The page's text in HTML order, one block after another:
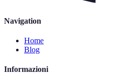
Navigation
Home
Blog
Informazioni